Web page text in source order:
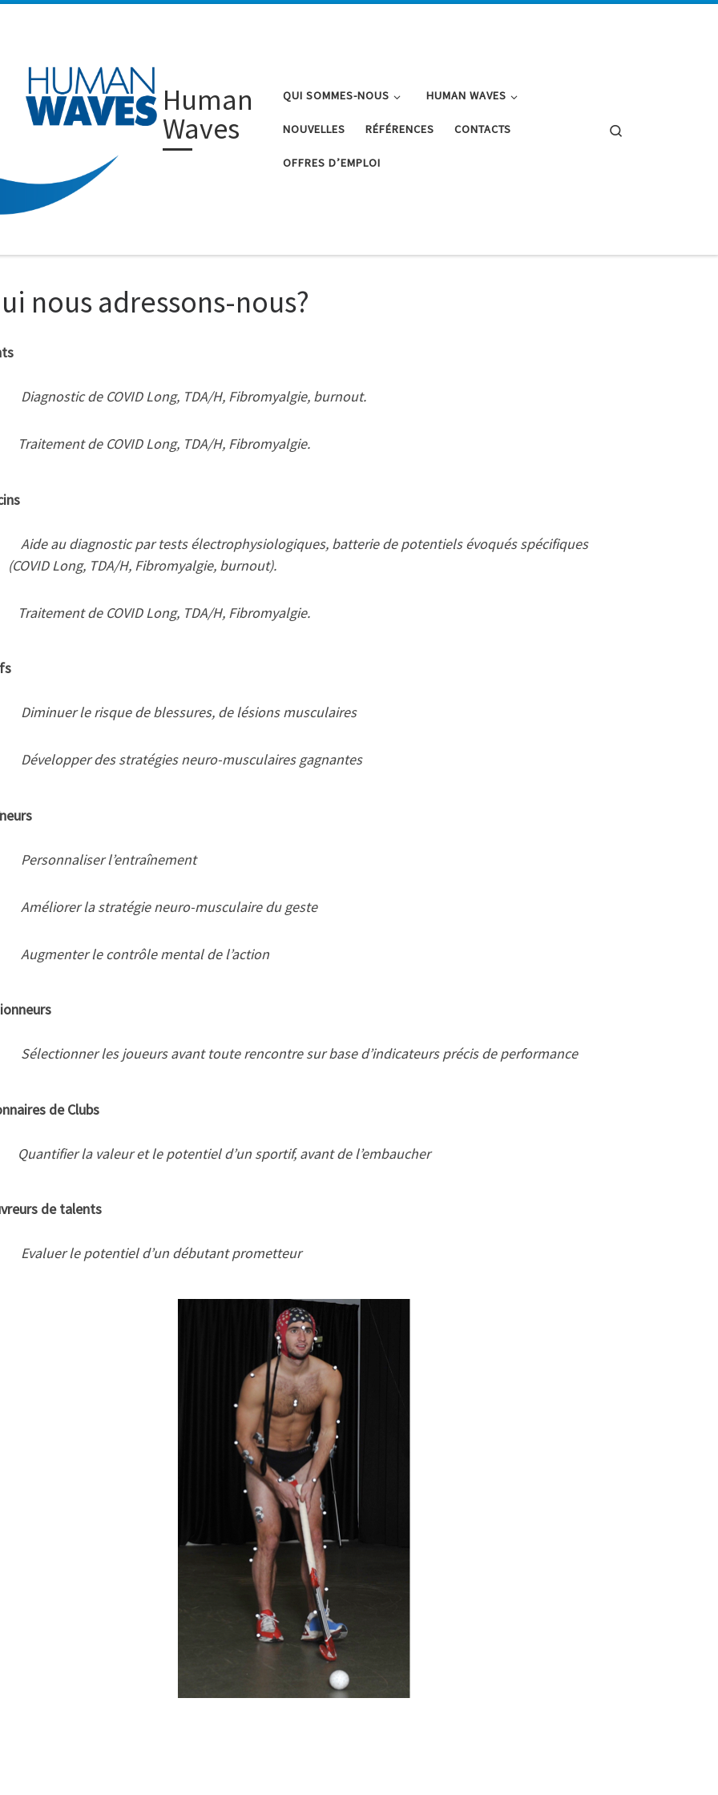
Human
Waves
QUI SOMMES-NOUS HUMAN WAVES
NOUVELLES RÉFÉRENCES CONTACTS
OFFRES D’EMPLOI
nous adressons-nous?
Diagnostic de COVID Long, TDA/H, Fibromyalgie, burnout.
Traitement de COVID Long, TDA/H, Fibromyalgie.
Aide au diagnostic par tests électrophysiologiques, batterie de potentiels évoqués spécifiques
(COVID Long, TDA/H, Fibromyalgie, burnout).
Traitement de COVID Long, TDA/H, Fibromyalgie.
Diminuer le risque de blessures, de lésions musculaires
Développer des stratégies neuro-musculaires gagnantes
Personnaliser l’entraînement
Améliorer la stratégie neuro-musculaire du geste
Augmenter le contrôle mental de l’action
Sélectionner les joueurs avant toute rencontre sur base d’indicateurs précis de performance
de Clubs
Quantifier la valeur et le potentiel d’un sportif, avant de l’embaucher
de talents
Evaluer le potentiel d’un débutant prometteur